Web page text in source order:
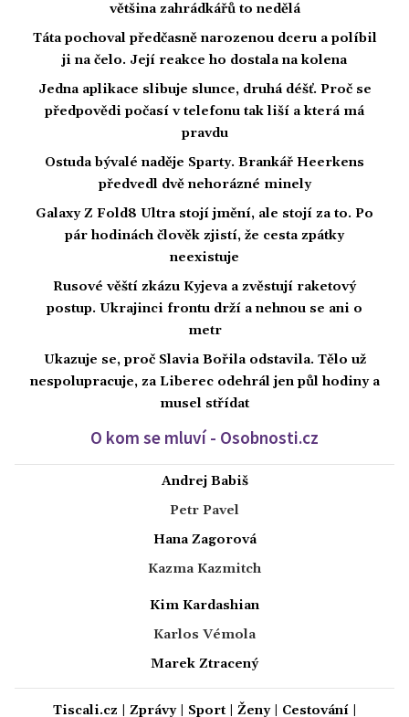
většina zahrádkářů to nedělá
Táta pochoval předčasně narozenou dceru a políbil
ji na čelo. Její reakce ho dostala na kolena
Jedna aplikace slibuje slunce, druhá déšť. Proč se
předpovědi počasí v telefonu tak liší a která má
pravdu
Ostuda bývalé naděje Sparty. Brankář Heerkens
předvedl dvě nehorázné minely
Galaxy Z Fold8 Ultra stojí jmění, ale stojí za to. Po
pár hodinách člověk zjistí, že cesta zpátky
neexistuje
Rusové věští zkázu Kyjeva a zvěstují raketový
postup. Ukrajinci frontu drží a nehnou se ani o
metr
Ukazuje se, proč Slavia Bořila odstavila. Tělo už
nespolupracuje, za Liberec odehrál jen půl hodiny a
musel střídat
O kom se mluví - Osobnosti.cz
Andrej Babiš
Petr Pavel
Hana Zagorová
Kazma Kazmitch
Kim Kardashian
Karlos Vémola
Marek Ztracený
Tiscali.cz Zprávy| Sport| Ženy| Cestování|